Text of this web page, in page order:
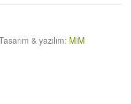
& yazılım: MiM